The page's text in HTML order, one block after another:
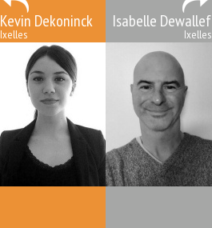
Kevin Dekoninck
Ixelles
Isabelle Dewallef
Ixelles